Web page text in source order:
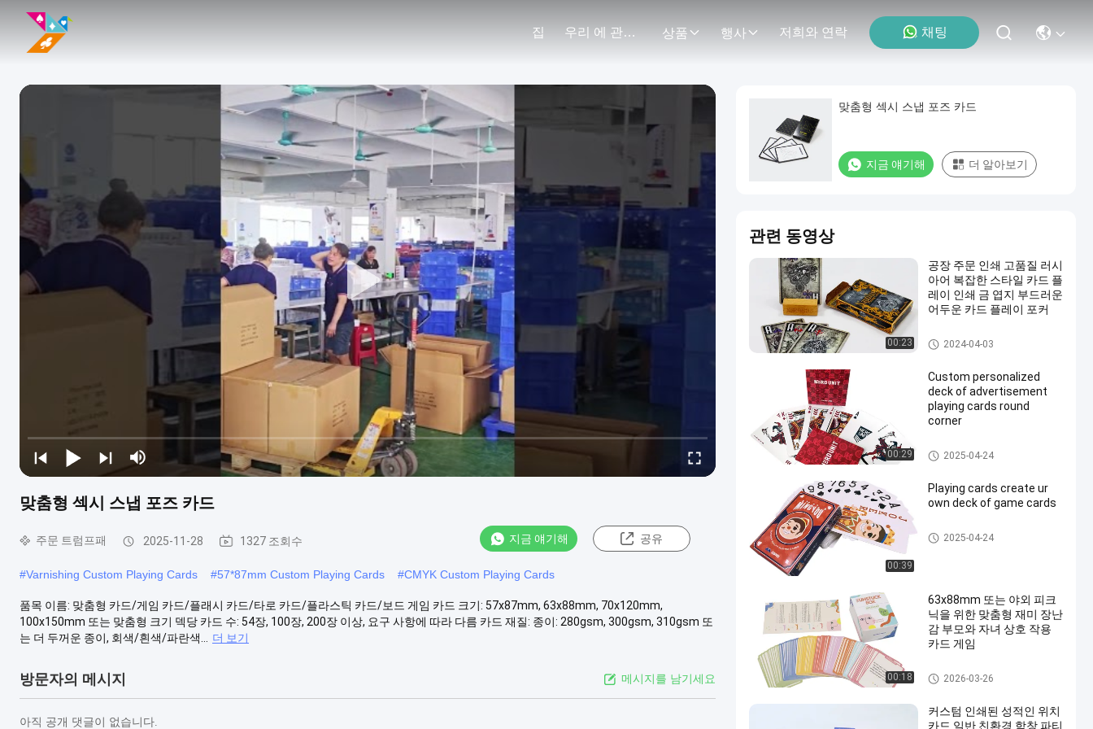
집 우리 에 관한 것 상품 행사 저희와 연락 채팅
맞춤형 섹시 스냅 포즈 카드
주문 트럼프패 2025-11-28 1327 조회수 지금 얘기해 공유
#Varnishing Custom Playing Cards #57*87mm Custom Playing Cards #CMYK Custom Playing Cards
품목 이름: 맞춤형 카드/게임 카드/플래시 카드/타로 카드/플라스틱 카드/보드 게임 카드 크기: 57x87mm, 63x88mm, 70x120mm,
100x150mm 또는 맞춤형 크기 덱당 카드 수: 54장, 100장, 200장 이상, 요구 사항에 따라 다름 카드 재질: 종이: 280gsm, 300gsm, 310gsm 또
는 더 두꺼운 종이, 회색/흰색/파란색...
더 보기
방문자의 메시지 메시지를 남기세요
아직 공개 댓글이 없습니다.
맞춤형 섹시 스냅 포즈 카드
지금 얘기해 더 알아보기
관련 동영상
00:23
공장 주문 인쇄 고품질 러시
아어 복잡한 스타일 카드 플
레이 인쇄 금 엽지 부드러운
어두운 카드 플레이 포커
주문 트럼프패
2024-04-03
00:29
Custom personalized
deck of advertisement
playing cards round
corner
주문 트럼프패
2025-04-24
00:39
Playing cards create ur
own deck of game cards
주문 트럼프패
2025-04-24
00:18
63x88mm 또는 야외 피크
닉을 위한 맞춤형 재미 장난
감 부모와 자녀 상호 작용
카드 게임
인쇄할 수 있는 게임 카드
2026-03-26
커스텀 인쇄된 성적인 위치
카드 일반 친환경 학창 파티